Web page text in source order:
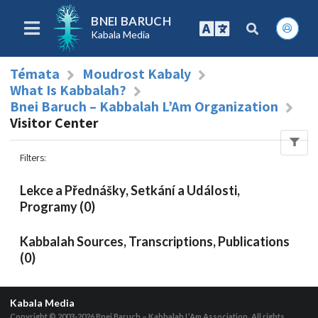
BNEI BARUCH
Kabala Media
Témata
Moudrost Kabaly
What Is Kabbalah?
Bnei Baruch – Kabbalah L’Am Organization
Visitor Center
Filters:
Lekce a Přednášky, Setkání a Události,
Programy (0)
Kabbalah Sources, Transcriptions, Publications
(0)
Kabala Media
Copyright © 2003-2026Bnei Baruch – Kabbalah L’Am Association, All rights